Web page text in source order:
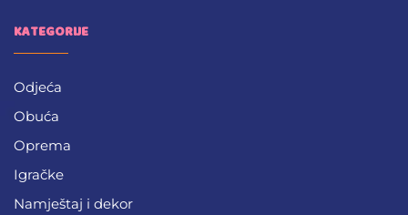
KATEGORIJE
Odjeća
Obuća
Oprema
Igračke
Namještaj i dekor